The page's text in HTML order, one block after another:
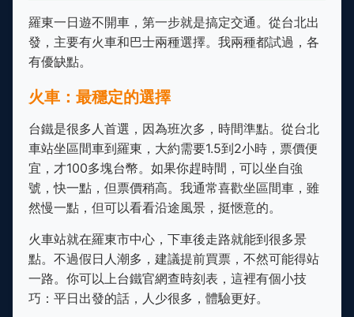
羅東一日遊不開車，第一步就是搞定交通。從台北出
發，主要有火車和巴士兩種選擇。我兩種都試過，各
有優缺點。
火車：最穩定的選擇
台鐵是很多人首選，因為班次多，時間準點。從台北
車站坐區間車到羅東，大約需要1.5到2小時，票價便
宜，才100多塊台幣。如果你趕時間，可以坐自強
號，快一點，但票價稍高。我通常喜歡坐區間車，雖
然慢一點，但可以看看沿途風景，挺愜意的。
火車站就在羅東市中心，下車後走路就能到很多景
點。不過假日人潮多，建議提前買票，不然可能得站
一路。你可以上台鐵官網查時刻表，這裡有個小技
巧：平日出發的話，人少很多，體驗更好。